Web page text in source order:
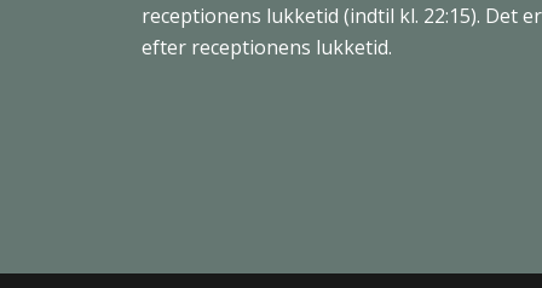
receptionens lukketid (indtil kl. 22:15). Det
efter receptionens lukketid.